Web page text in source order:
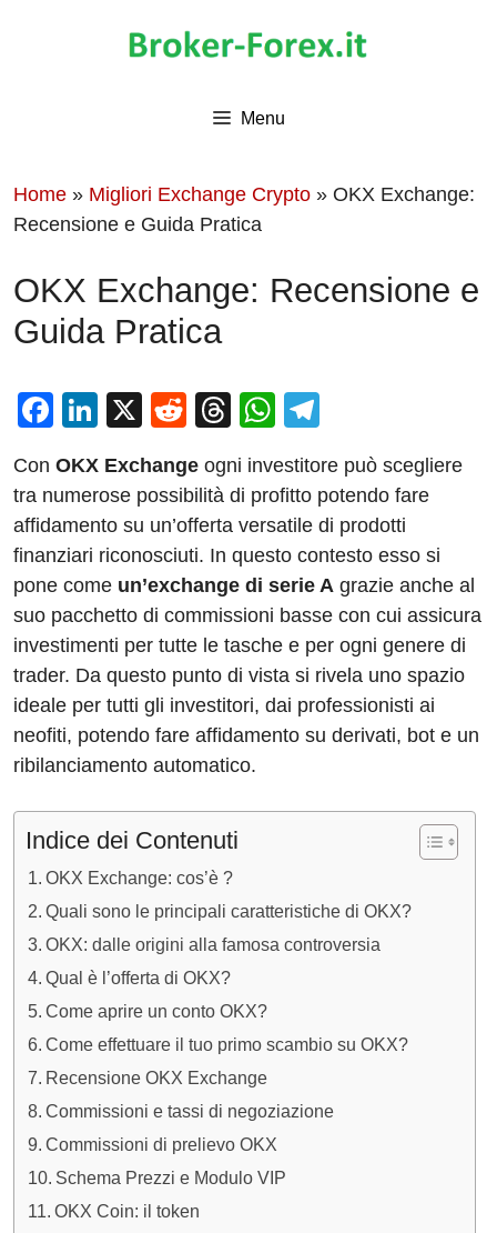
Menu
Home » Migliori Exchange Crypto » OKX Exchange:
Recensione e Guida Pratica
OKX Exchange: Recensione e
Guida Pratica
F
c
e
b
o
o
k
Li
k
e
dI
n
X
R
d
di
t
T
e
a
d
s
W
at
s
A
p
p
e
gr
a
m
Con OKX Exchange ogni investitore può scegliere
tra numerose possibilità di profitto potendo fare
affidamento su un’offerta versatile di prodotti
finanziari riconosciuti. In questo contesto esso si
pone come un’exchange di serie A grazie anche al
suo pacchetto di commissioni basse con cui assicura
investimenti per tutte le tasche e per ogni genere di
trader. Da questo punto di vista si rivela uno spazio
ideale per tutti gli investitori, dai professionisti ai
neofiti, potendo fare affidamento su derivati, bot e un
ribilanciamento automatico.
Indice dei Contenuti
OKX Exchange: cos’è ?
Quali sono le principali caratteristiche di OKX?
OKX: dalle origini alla famosa controversia
Qual è l’offerta di OKX?
Come aprire un conto OKX?
Come effettuare il tuo primo scambio su OKX?
Recensione OKX Exchange
Commissioni e tassi di negoziazione
Commissioni di prelievo OKX
Schema Prezzi e Modulo VIP
OKX Coin: il token